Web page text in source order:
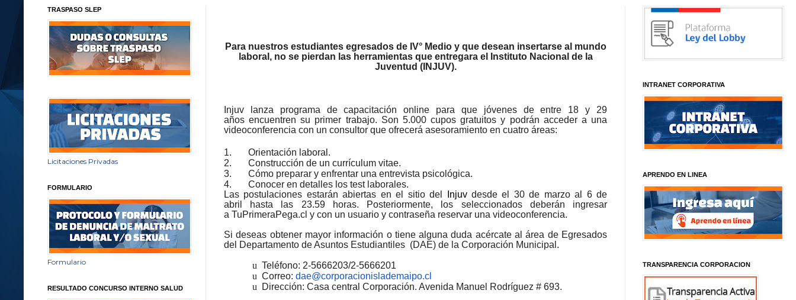
Para nuestros estudiantes egresados de IV° Medio y que desean insertarse al mundo
laboral, no se pierdan las herramientas que entregara el
Instituto Nacional de la
Juventud (INJUV).
Injuv lanza programa de capacitación online para que jóvenes de entre 18 y 29
añosencuentren su primer trabajo. Son 5.000cupos gratuitos y podrán acceder a una
videoconferencia con un consultor que ofrecerá asesoramiento en cuatro áreas:
1. Orientación laboral .
2.
Construcción de un currículum vitae.
3.
Cómo preparar y enfrentar una entrevista psicológica.
4.
Conocer en detalles los test laborales.
Las postulaciones estarán abiertas en el sitio del
Injuvdesde el
30 de marzo al 6 de
abril
hasta las 23.59 horas. Posteriormente, los seleccionados deberán ingresar
a TuPrimeraPega.cl y con un usuario y contraseña reservar una videoconferencia.
Si deseas obtener mayor información o tiene alguna duda acércate al área de Egresados
del Departamento de Asuntos Estudiantiles (DAE) de la Corporación Municipal.
u Teléfono: 2-5666203/2-5666201
u Correo: dae@corporacionislademaipo.cl
u
Dirección: Casa central Corporación. Avenida Manuel Rodríguez # 693.
TRASPASO SLEP
Licitaciones Privadas
FORMULARIO
Formulario
RESULTADO CONCURSO INTERNO SALUD
INTRANET CORPORATIVA
APRENDO EN LINEA
TRANSPARENCIA CORPORACION